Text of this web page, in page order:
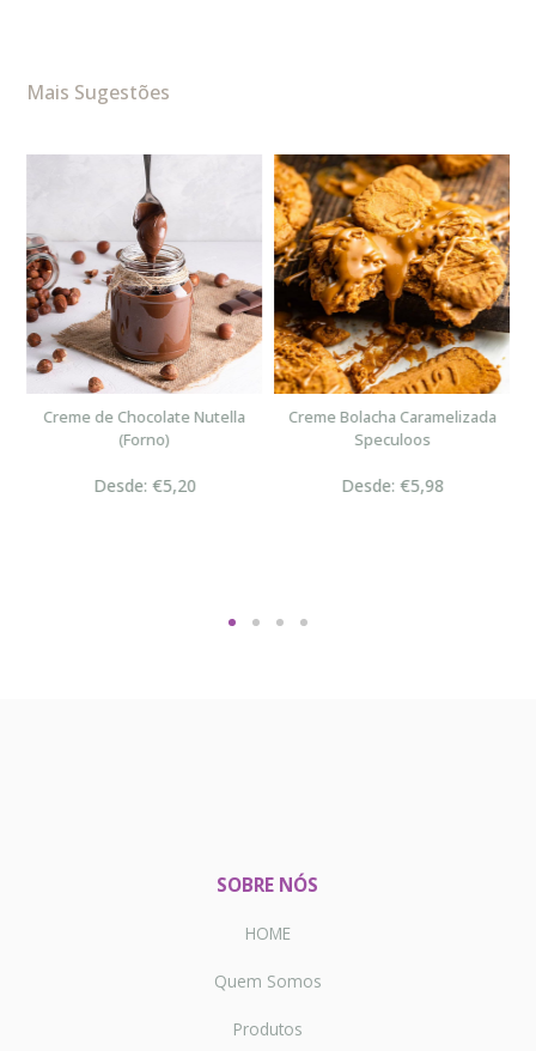
Mais Sugestões
Creme de Chocolate Nutella
(Forno)
Desde: €5,20
Creme Bolacha Caramelizada
Speculoos
Desde: €5,98
SOBRE NÓS
HOME
Quem Somos
Produtos